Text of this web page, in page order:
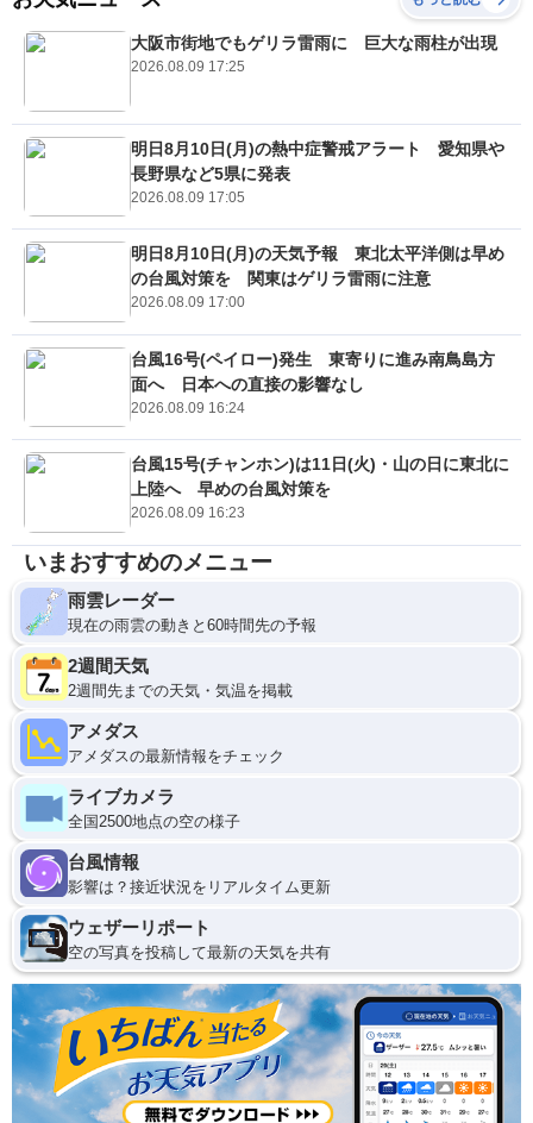
大阪市街地でもゲリラ雷雨に 巨大な雨柱が出現
2026.08.09 17:25
明日8月10日(月)の熱中症警戒アラート 愛知県や
長野県など5県に発表
2026.08.09 17:05
明日8月10日(月)の天気予報 東北太平洋側は早め
の台風対策を 関東はゲリラ雷雨に注意
2026.08.09 17:00
台風16号(ペイロー)発生 東寄りに進み南鳥島方
面へ 日本への直接の影響なし
2026.08.09 16:24
台風15号(チャンホン)は11日(火)・山の日に東北に
上陸へ 早めの台風対策を
2026.08.09 16:23
いまおすすめのメニュー
雨雲レーダー
現在の雨雲の動きと60時間先の予報
2週間天気
2週間先までの天気・気温を掲載
アメダス
アメダスの最新情報をチェック
ライブカメラ
全国2500地点の空の様子
台風情報
影響は？接近状況をリアルタイム更新
ウェザーリポート
空の写真を投稿して最新の天気を共有